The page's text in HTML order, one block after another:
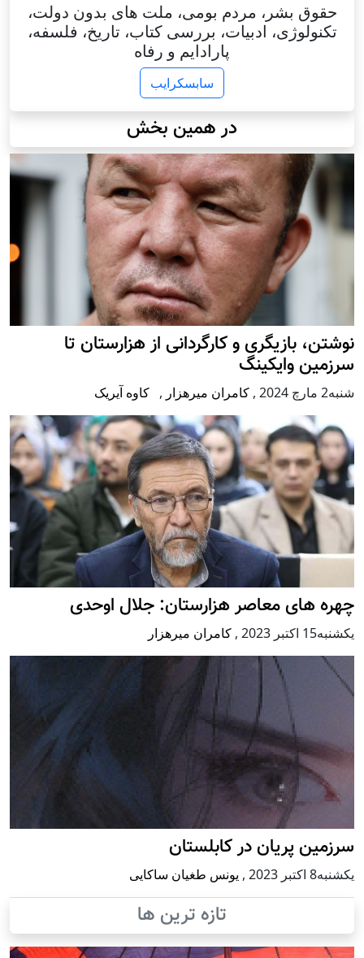
حقوق بشر، مردم بومی، ملت های بدون دولت،
تکنولوژی، ادبیات، بررسی کتاب، تاریخ، فلسفه،
پارادایم و رفاه
سابسکرایب
در همین بخش
نوشتن، بازیگری و کارگردانی از هزارستان تا
سرزمین وایکینگ
شنبه2 مارچ 2024 , کامران میرهزار , کاوه آیریک
چهره های معاصر هزارستان: جلال اوحدی
يكشنبه15 اكتبر 2023 , کامران میرهزار
سرزمین پریان در کابلستان
يكشنبه8 اكتبر 2023 , یونس طغیان ساکایی
تازه ترین ها